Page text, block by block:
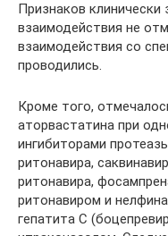
Признаков клинически
взаимодействия не
взаимодействия со
проводились.
Кроме того,
аторвастатина при
ингибиторами
ритонавира,
ритонавира,
ритонавиром и
гепатита С